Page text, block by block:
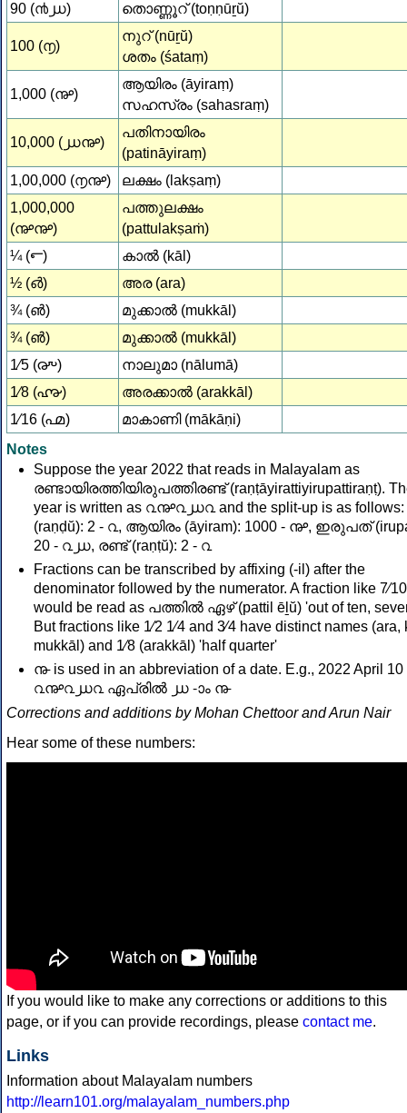
90 (൯൰) തൊണ്ണൂറ് (toṇṇūṟŭ)
100 (൱)
നുറ് (nūṟŭ)
ശതം (śataṃ)
1,000 (൲)
ആയിരം (āyiraṃ)
സഹസ്രം (sahasraṃ)
10,000 (൰൲)
പതിനായിരം
(patināyiraṃ)
1,00,000 (൱൲)
ലക്ഷം (lakṣaṃ)
1,000,000
(൲൲)
പത്തുലക്ഷം
(pattulakṣaṁ)
¼ (൳)
കാൽ (kāl)
½ (൴)
അര (ara)
¾ (൵)
മുക്കാൽ (mukkāl)
¾ (൵)
മുക്കാൽ (mukkāl)
1⁄5 (൞)
നാലുമാ (nālumā)
1⁄8 (൷)
അരക്കാൽ (arakkāl)
1⁄16 (൶)
മാകാണി (mākāṇi)
Notes
Suppose the year 2022 that reads in Malayalam as
രണ്ടായിരത്തിയിരുപത്തിരണ്ട്‍ (raṇṭāyirattiyirupattiraṇṭ‍).
year is written as ൨൲൨൰൨ and the split-up is as
(raṇḍŭ): 2 - ൨, ആയിരം (āyiram): 1000 - ൲, ഇരുപത്
20 - ൨൰, രണ്ട് (raṇṭŭ): 2 - ൨
Fractions can be transcribed by affixing (-il) after the
denominator followed by the numerator. A fraction like 7⁄10
would be read as പത്തിൽ ഏഴ് (pattil ēḻŭ) 'out of ten,
But fractions like 1⁄2 1⁄4 and 3⁄4 have distinct names (ara,
mukkāl) and 1⁄8 (arakkāl) 'half quarter'
൹ is used in an abbreviation of a date. E.g., 2022 April 10
൨൲൨൰൨ ഏപ്രിൽ ൰ -ാം ൹
Corrections and additions by Mohan Chettoor and Arun Nair
Hear some of these numbers:
If you would like to make any corrections or additions to this
page, or if you can provide recordings, please contact me.
Links
Information about Malayalam numbers
http://learn101.org/malayalam_numbers.php